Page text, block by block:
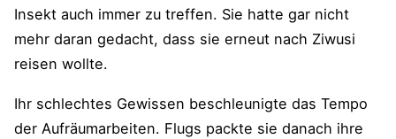
Insekt auch immer zu treffen. Sie hatte gar nicht
mehr daran gedacht, dass sie erneut nach Ziwusi
reisen wollte.
Ihr schlechtes Gewissen beschleunigte das Tempo
der Aufräumarbeiten. Flugs packte sie danach ihre